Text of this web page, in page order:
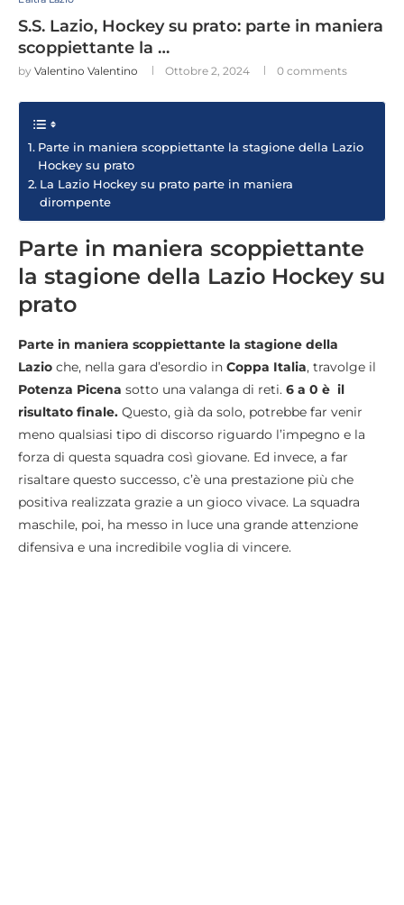
S.S. Lazio, Hockey su prato: parte in maniera
scoppiettante la …
by Valentino Valentino Ottobre 2, 2024 0 comments
Parte in maniera scoppiettante la stagione della Lazio
Hockey su prato
La Lazio Hockey su prato parte in maniera
dirompente
Parte in maniera scoppiettante
la stagione della Lazio Hockey su
prato
Parte in maniera scoppiettante la stagione della
Lazio che, nella gara d’esordio in Coppa Italia, travolge il
Potenza Picena sotto una valanga di reti. 6 a 0 è il
risultato finale. Questo, già da solo, potrebbe far venir
meno qualsiasi tipo di discorso riguardo l’impegno e la
forza di questa squadra così giovane. Ed invece, a far
risaltare questo successo, c’è una prestazione più che
positiva realizzata grazie a un gioco vivace. La squadra
maschile, poi, ha messo in luce una grande attenzione
difensiva e una incredibile voglia di vincere.